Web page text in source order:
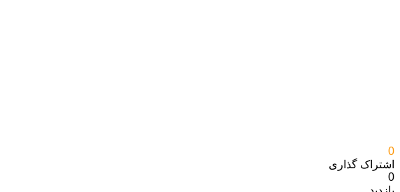
0
اشتراک گذاری‌
0